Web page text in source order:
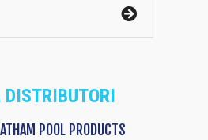
DISTRIBUTORI
POOL PRODUCTS